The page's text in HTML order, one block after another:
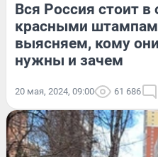
Вся Россия стоит в
красными
выясняем, кому
нужны и зачем
20 мая, 2024, 09:00 61 686